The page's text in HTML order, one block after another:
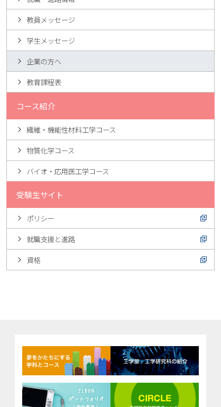
教員メッセージ
学生メッセージ
企業の方へ
教育課程表
コース紹介
繊維・機能性材料工学コース
物質化学コース
バイオ・応用医工学コース
受験生サイト
ポリシー
就職支援と進路
資格